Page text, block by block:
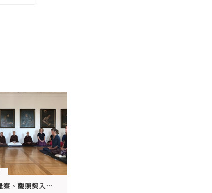
歐洲禪修－用覺察、觀照契入空性